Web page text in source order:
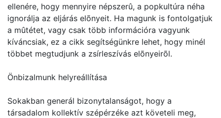
ellenére, hogy mennyire népszerû, a popkultúra néha
ignorálja az eljárás elõnyeit. Ha magunk is fontolgatjuk
a mûtétet, vagy csak több információra vagyunk
kíváncsiak, ez a cikk segítségünkre lehet, hogy minél
többet megtudjunk a zsírleszívás elõnyeirõl.
Önbizalmunk helyreállítása
Sokakban generál bizonytalanságot, hogy a
társadalom kollektív szépérzéke azt követeli meg,